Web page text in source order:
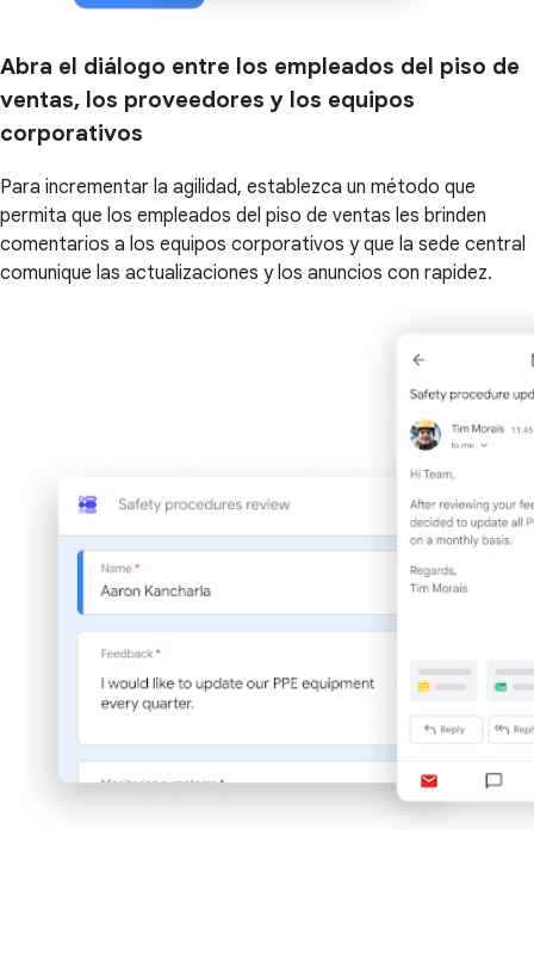
Abra el diálogo entre los empleados del piso de
ventas, los proveedores y los equipos
corporativos
Para incrementar la agilidad, establezca un método que
permita que los empleados del piso de ventas les brinden
comentarios a los equipos corporativos y que la sede central
comunique las actualizaciones y los anuncios con rapidez.